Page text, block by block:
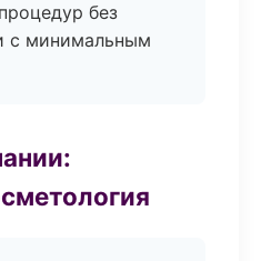
без
с минимальным